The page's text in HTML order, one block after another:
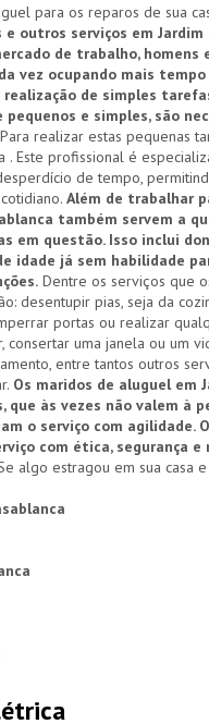
para os reparos de sua
outros serviços em Jardim
de trabalho, homens
vez ocupando mais
de simples
e simples, são
Para realizar estas pequenas
. Este profissional é
de tempo,
Além de trabalhar
também servem a
em questão. Isso inclui
idade já sem habilidade
Dentre os serviços que
desentupir pias, seja da
portas ou realizar
consertar uma janela ou um
entre tantos outros
Os maridos de aluguel em
que às vezes não valem à
o serviço com agilidade.
com ética, segurança
algo estragou em sua casa